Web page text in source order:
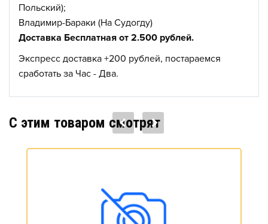
Польский);
Владимир-Бараки (На Судогду)
Доставка Бесплатная от 2.500 рублей.
Экспресс доставка +200 рублей, постараемся
сработать за Час - Два.
C этим товаром смотрят